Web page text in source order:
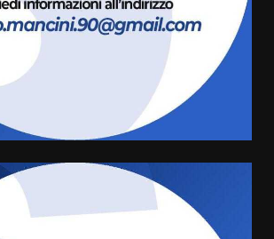
Carta d’identità: continua il piano
di aperture straordinarie del
Comune di Fasano
cittadina di Fratelli d’Italia,
pronta a tornare in Consiglio
comunale
6 Agosto 2026 08:00